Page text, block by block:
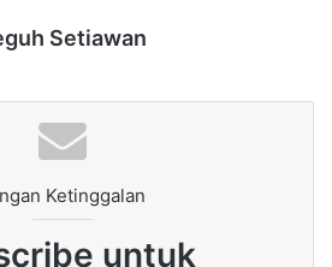
Setiawan
Ketinggalan
untuk